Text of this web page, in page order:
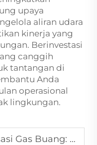
upaya
aliran udara
kinerja yang
Berinvestasi
canggih
tantangan di
Anda
operasional
lingkungan.
Kritis dalam Mitigasi Perubahan Iklim